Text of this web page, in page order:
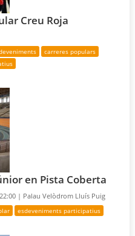
Creu Roja
carreres populars
en Pista Coberta
| Palau Velòdrom Lluís Puig
esdeveniments participatius